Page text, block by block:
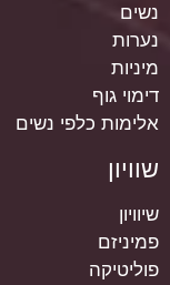
נשים
נערות
מיניות
דימוי גוף
אלימות כלפי נשים
שוויון
שיוויון
פמיניזם
פוליטיקה